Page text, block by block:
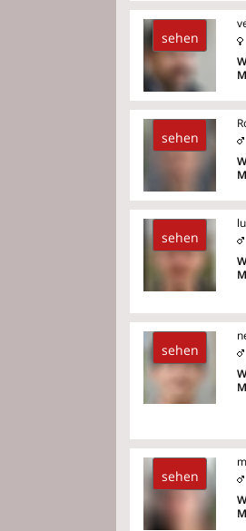
sehen
sehen
sehen
sehen
sehen